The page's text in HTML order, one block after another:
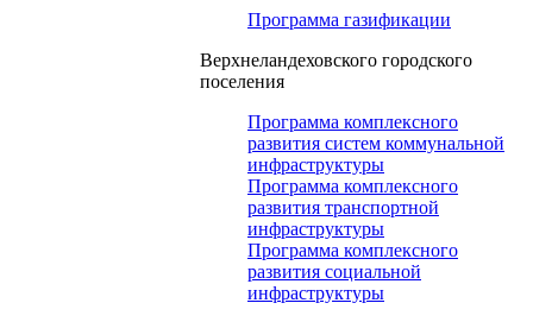
Программа газификации
Верхнеландеховского городского
поселения
Программа комплексного
развития систем коммунальной
инфраструктуры
Программа комплексного
развития транспортной
инфраструктуры
Программа комплексного
развития социальной
инфраструктуры